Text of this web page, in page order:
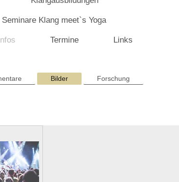
Seminare Klang meet`s Yoga
Termine Links
Bilder Forschung